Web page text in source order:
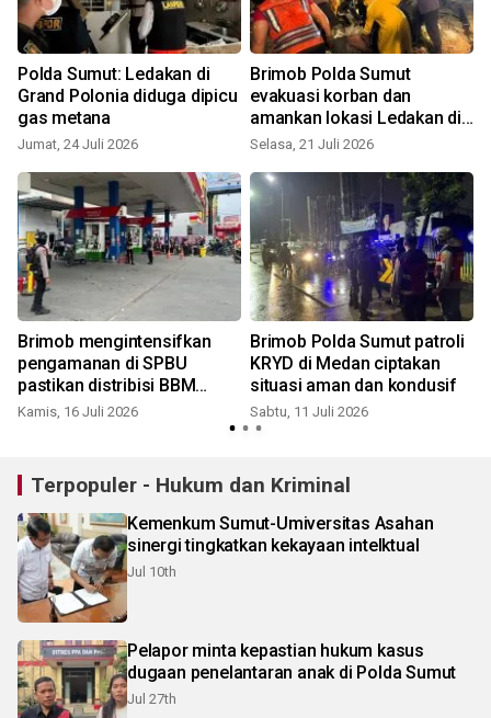
Polda Sumut: Ledakan di
Grand Polonia diduga dipicu
gas metana
Jumat, 24 Juli 2026
Brimob Polda Sumut
evakuasi korban dan
amankan lokasi Ledakan di
Grand Polonia
Selasa, 21 Juli 2026
Brimob mengintensifkan
pengamanan di SPBU
pastikan distribisi BBM
lancar
Kamis, 16 Juli 2026
Brimob Polda Sumut patroli
KRYD di Medan ciptakan
situasi aman dan kondusif
Sabtu, 11 Juli 2026
Terpopuler - Hukum dan Kriminal
Kemenkum Sumut-Umiversitas Asahan
sinergi tingkatkan kekayaan intelktual
Jul 10th
Pelapor minta kepastian hukum kasus
dugaan penelantaran anak di Polda Sumut
Jul 27th